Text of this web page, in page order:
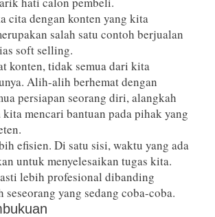
cita dengan konten yang kita
salah satu contoh berjualan
soft selling.
konten, tidak semua dari kita
Alih-alih berhemat dengan
persiapan seorang diri, alangkah
mencari bantuan pada pihak yang
efisien. Di satu sisi, waktu yang ada
untuk menyelesaikan tugas kita.
lebih profesional dibanding
yang sedang coba-coba.